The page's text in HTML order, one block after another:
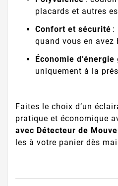
placards et autres
Confort et sécurité :
quand vous en avez
Économie d’énergie
uniquement à la
Faites le choix d’un
pratique et économique
avec Détecteur de
les à votre panier dès